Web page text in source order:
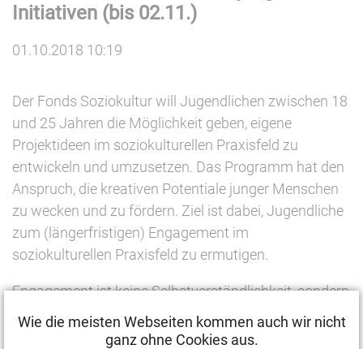
Initiativen (bis 02.11.)
01.10.2018 10:19
Der Fonds Soziokultur will Jugendlichen zwischen 18
und 25 Jahren die Möglichkeit geben, eigene
Projektideen im soziokulturellen Praxisfeld zu
entwickeln und umzusetzen. Das Programm hat den
Anspruch, die kreativen Potentiale junger Menschen
zu wecken und zu fördern. Ziel ist dabei, Jugendliche
zum (längerfristigen) Engagement im
soziokulturellen Praxisfeld zu ermutigen.
Engagement ist keine Selbstverständlichkeit, sondern
bedarf einer besonderen Motivation und
Unterstützung. Das gilt insbesondere für junge
Wie die meisten Webseiten kommen auch wir nicht
ganz ohne Cookies aus.